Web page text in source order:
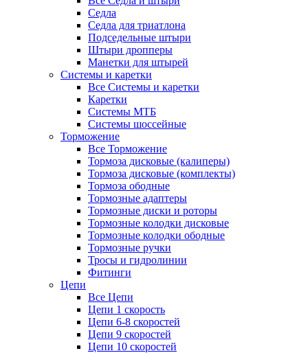
Седла
Седла для триатлона
Подседельные штыри
Штыри дропперы
Манетки для штырей
Системы и каретки
Все Системы и каретки
Каретки
Системы МТБ
Системы шоссейные
Торможение
Все Торможение
Тормоза дисковые (калиперы)
Тормоза дисковые (комплекты)
Тормоза ободные
Тормозные адаптеры
Тормозные диски и роторы
Тормозные колодки дисковые
Тормозные колодки ободные
Тормозные ручки
Тросы и гидролинии
Фитинги
Цепи
Все Цепи
Цепи 1 скорость
Цепи 6-8 скоростей
Цепи 9 скоростей
Цепи 10 скоростей